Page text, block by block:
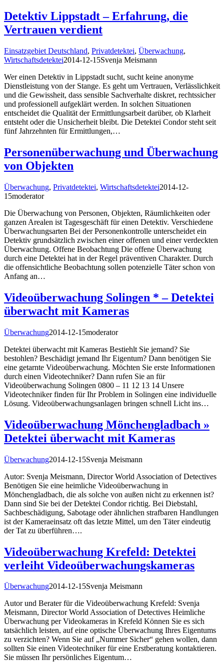
Detektiv Lippstadt – Erfahrung, die
Vertrauen verdient
Einsatzgebiet Deutschland, Privatdetektei, Überwachung,
Wirtschaftsdetektei2014-12-15Svenja Meismann
Wer einen Detektiv in Lippstadt sucht, sucht keine anonyme
Dienstleistung von der Stange. Es geht um Vertrauen, Verlässlichkeit
und die Gewissheit, dass sensible Sachverhalte diskret, rechtssicher
und professionell aufgeklärt werden. In solchen Situationen
entscheidet die Qualität der Ermittlungsarbeit darüber, ob Klarheit
entsteht oder die Unsicherheit bleibt. Die Detektei Condor steht seit
fünf Jahrzehnten für Ermittlungen,…
Personenüberwachung und Überwachung
von Objekten
Überwachung, Privatdetektei, Wirtschaftsdetektei2014-12-
15moderator
Die Überwachung von Personen, Objekten, Räumlichkeiten oder
ganzen Arealen ist Tagesgeschäft für einen Detektiv. Verschiedene
Überwachungsarten Bei der Personenkontrolle unterscheidet ein
Detektiv grundsätzlich zwischen einer offenen und einer verdeckten
Überwachung. Offene Beobachtung Die offene Überwachung
durch eine Detektei hat in der Regel präventiven Charakter. Durch
die offensichtliche Beobachtung sollen potenzielle Täter schon von
Anfang an…
Videoüberwachung Solingen * – Detektei
überwacht mit Kameras
Überwachung2014-12-15moderator
Detektei überwacht mit Kameras Bestiehlt Sie jemand? Sie
bestohlen? Beschädigt jemand Ihr Eigentum? Dann benötigen Sie
eine getarnte Videoüberwachung. Möchten Sie erste Informationen
durch einen Videotechniker? Dann rufen Sie an für
Videoüberwachung Solingen 0800 – 11 12 13 14 Unsere
Videotechniker finden für Ihr Problem in Solingen eine individuelle
Lösung. Videoüberwachungsanlagen bringen schnell Licht ins…
Videoüberwachung Mönchengladbach »
Detektei überwacht mit Kameras
Überwachung2014-12-15Svenja Meismann
Autor: Svenja Meismann, Director World Association of Detectives
Benötigen Sie eine heimliche Videoüberwachung in
Mönchengladbach, die als solche von außen nicht zu erkennen ist?
Dann sind Sie bei der Detektei Condor richtig. Bei Diebstahl,
Sachbeschädigung, Sabotage oder ähnlichen strafbaren Handlungen
ist der Kameraeinsatz oft das letzte Mittel, um den Täter eindeutig
der Tat zu überführen….
Videoüberwachung Krefeld: Detektei
verleiht Videoüberwachungskameras
Überwachung2014-12-15Svenja Meismann
Autor und Berater für die Videoüberwachung Krefeld: Svenja
Meismann, Director World Association of Detectives Heimliche
Überwachung per Videokameras in Krefeld Können Sie es sich
tatsächlich leisten, auf eine optische Überwachung Ihres Eigentums
zu verzichten? Wenn Sie auf „Nummer Sicher“ gehen wollen, dann
sollten Sie einen Videotechniker für eine Erstberatung kontaktieren.
Sie müssen Ihr persönliches Eigentum…